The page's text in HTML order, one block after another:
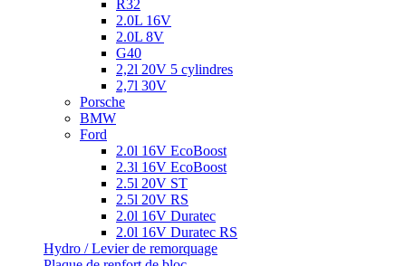
R32
2.0L 16V
2.0L 8V
G40
2,2l 20V 5 cylindres
2,7l 30V
Porsche
BMW
Ford
2.0l 16V EcoBoost
2.3l 16V EcoBoost
2.5l 20V ST
2.5l 20V RS
2.0l 16V Duratec
2.0l 16V Duratec RS
Hydro / Levier de remorquage